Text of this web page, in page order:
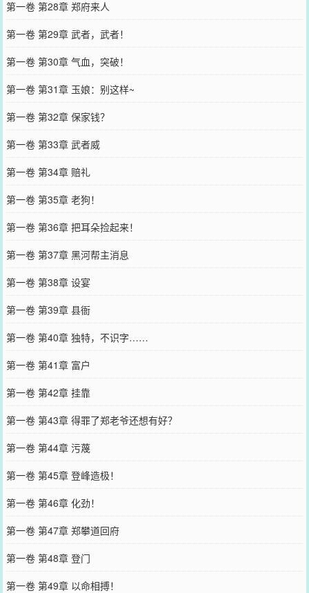
第一卷 第28章 郑府来人
第一卷 第29章 武者，武者！
第一卷 第30章 气血，突破！
第一卷 第31章 玉娘：别这样~
第一卷 第32章 保家钱？
第一卷 第33章 武者威
第一卷 第34章 赔礼
第一卷 第35章 老狗！
第一卷 第36章 把耳朵捡起来！
第一卷 第37章 黑河帮主消息
第一卷 第38章 设宴
第一卷 第39章 县衙
第一卷 第40章 独特，不识字……
第一卷 第41章 富户
第一卷 第42章 挂靠
第一卷 第43章 得罪了郑老爷还想有好？
第一卷 第44章 污蔑
第一卷 第45章 登峰造极！
第一卷 第46章 化劲！
第一卷 第47章 郑攀道回府
第一卷 第48章 登门
第一卷 第49章 以命相搏！